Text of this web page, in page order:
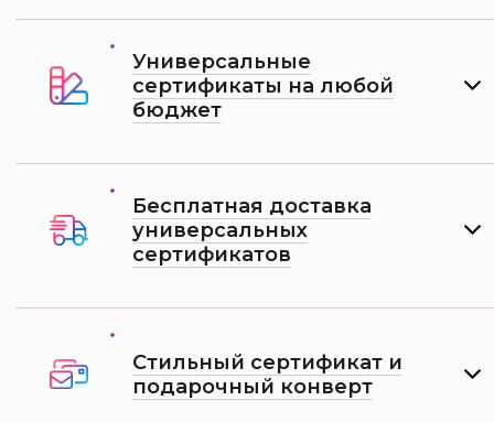
Универсальные
сертификаты на любой
бюджет
Бесплатная доставка
универсальных
сертификатов
Стильный сертификат и
подарочный конверт